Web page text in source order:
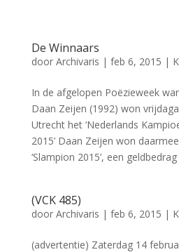
De Winnaars
door Archivaris | feb 6, 2015 |
In de afgelopen Poëzieweek
Daan Zeijen (1992) won
Utrecht het ‘Nederlands
2015’ Daan Zeijen won
‘Slampion 2015’, een geldbedrag
(VCK 485)
door Archivaris | feb 6, 2015 |
(advertentie) Zaterdag 14